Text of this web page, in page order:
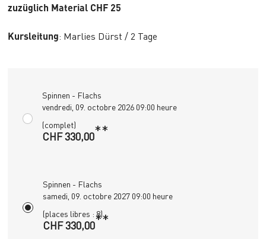
zuzüglich Material CHF 25
Kursleitung: Marlies Dürst / 2 Tage
Spinnen - Flachs
vendredi, 09. octobre 2026 09:00 heure
(complet)
CHF 330,00**
Spinnen - Flachs
samedi, 09. octobre 2027 09:00 heure
(places libres : 8)
CHF 330,00**